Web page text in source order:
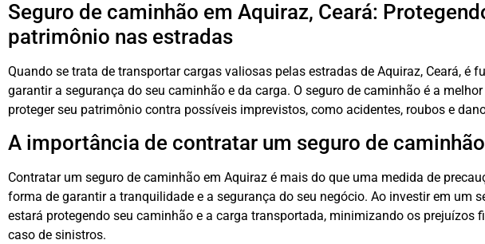
Seguro de caminhão em Aquiraz, Ceará:
patrimônio nas estradas
Quando se trata de transportar cargas valiosas pelas estradas de Aquiraz, Ceará, é
garantir a segurança do seu caminhão e da carga. O seguro de caminhão é a
proteger seu patrimônio contra possíveis imprevistos, como acidentes, roubos e
A importância de contratar um seguro de caminhão
Contratar um seguro de caminhão em Aquiraz é mais do que uma medida de
forma de garantir a tranquilidade e a segurança do seu negócio. Ao investir em um
estará protegendo seu caminhão e a carga transportada, minimizando os prejuízos
caso de sinistros.